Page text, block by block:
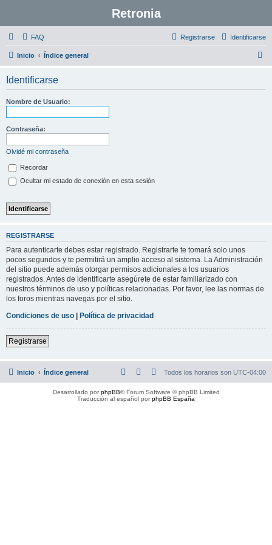
Retronia
FAQ Identificarse
Registrarse
Inicio Índice general
Identificarse
Nombre de Usuario:
Contraseña:
Olvidé mi contraseña
Recordar
Ocultar mi estado de conexión en esta sesión
REGISTRARSE
Para autenticarte debes estar registrado. Registrarte te tomará solo unos
pocos segundos y te permitirá un amplio acceso al sistema. La Administración
del sitio puede además otorgar permisos adicionales a los usuarios
registrados. Antes de identificarte asegúrete de estar familiarizado con
nuestros términos de uso y políticas relacionadas. Por favor, lee las normas de
los foros mientras navegas por el sitio.
Condiciones de uso | Política de privacidad
Registrarse
Inicio Índice general Todos los horarios son UTC-04:00
Desarrollado porphpBB® Forum Software © phpBB Limited
Traducción al español porphpBB España